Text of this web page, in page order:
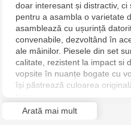
Jucarenia Buiucani Alfa
Jucărenia Bălți - str.
Jucărenia Cahul - str.
Jucarenia Ciocana -
doar interesant și distractiv,
pentru a asambla o varietate
asamblează cu ușurință
convenabile, dezvoltând în
ale mâinilor. Piesele din set
calitate, rezistent la impact si
vopsite în nuanțe bogate cu
își păstrează culoarea
Arată mai mult